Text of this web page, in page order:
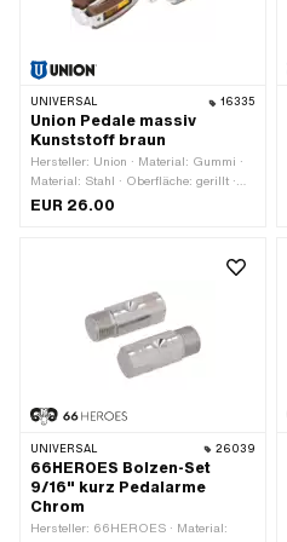
UNIVERSAL 16335
Union Pedale massiv
Kunststoff braun
Hersteller: Union · Material: Gummi ·
Material: Stahl · Oberfläche: gerillt ·
Farbe: braun · Farbe: silber ·
EUR 26.00
UNIVERSAL 26039
66HEROES Bolzen-Set
9/16" kurz Pedalarme
Chrom
Hersteller: 66HEROES · Material: